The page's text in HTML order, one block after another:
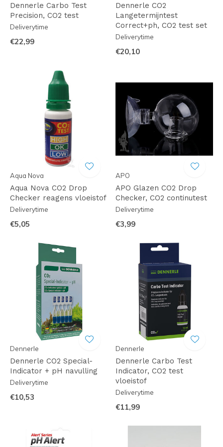
Dennerle Carbo Test
Precision, CO2 test
Deliverytime
€22,99
Dennerle CO2
Langetermijntest
Correct+ph, CO2 test set
Deliverytime
€20,10
Aqua Nova
Aqua Nova CO2 Drop
Checker reagens vloeistof
Deliverytime
€5,05
APO
APO Glazen CO2 Drop
Checker, CO2 continutest
Deliverytime
€3,99
Dennerle
Dennerle CO2 Special-
Indicator + pH navulling
Deliverytime
€10,53
Dennerle
Dennerle Carbo Test
Indicator, CO2 test
vloeistof
Deliverytime
€11,99